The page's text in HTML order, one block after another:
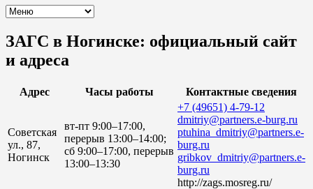
ЗАГС в Ногинске: официальный сайт
и адреса
Адрес Часы работы Контактные сведения
Советская
ул., 87,
Ногинск
вт-пт 9:00–17:00,
перерыв 13:00–14:00;
сб 9:00–17:00, перерыв
13:00–13:30
+7 (49651) 4-79-12
dmitriy@partners.e-burg.ru
ptuhina_dmitriy@partners.e-
burg.ru
gribkov_dmitriy@partners.e-
burg.ru
http://zags.mosreg.ru/